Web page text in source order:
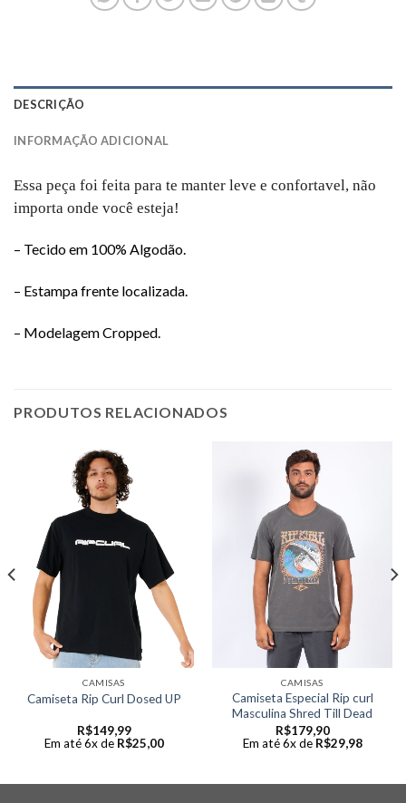
DESCRIÇÃO
INFORMAÇÃO ADICIONAL
Essa peça foi feita para te manter leve e confortavel, não
importa onde você esteja!
– Tecido em 100% Algodão.
– Estampa frente localizada.
– Modelagem Cropped.
PRODUTOS RELACIONADOS
CAMISAS
Camiseta Rip Curl Dosed UP
R$149,99
Em até 6x de R$25,00
CAMISAS
Camiseta Especial Rip curl
Masculina Shred Till Dead
R$179,90
Em até 6x de R$29,98